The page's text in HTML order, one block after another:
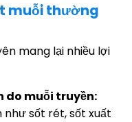
muỗi thường
mang lại nhiều lợi
do muỗi truyền:
như sốt rét, sốt xuất